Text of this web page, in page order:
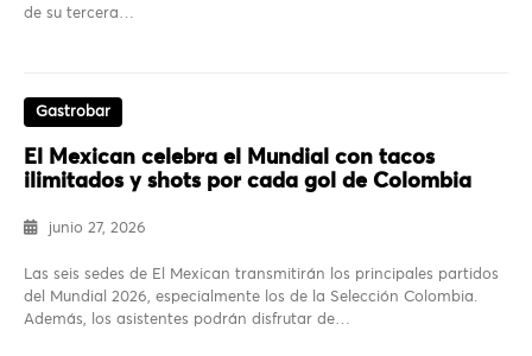
de su tercera…
Gastrobar
El Mexican celebra el Mundial con tacos
ilimitados y shots por cada gol de Colombia
junio 27, 2026
Las seis sedes de El Mexican transmitirán los principales partidos
del Mundial 2026, especialmente los de la Selección Colombia.
Además, los asistentes podrán disfrutar de…